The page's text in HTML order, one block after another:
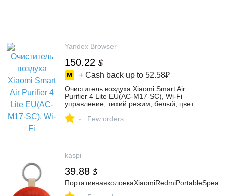
Yandex Browser
150.22 $
+ Cash back up to 52.58₽
Очиститель воздуха Xiaomi Smart Air
Purifier 4 Lite EU(AC-M17-SC), Wi-Fi
управление, тихий режим, белый, цвет
Best Mall RU на Яндекс Маркете,
- Few orders
kaspi
39.88 $